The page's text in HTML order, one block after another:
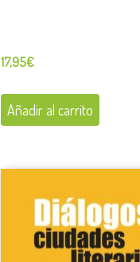
17,95€
Añadir al carrito